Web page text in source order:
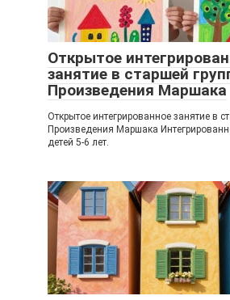
Открытое
занятие в старшей
Произведения Маршака
Открытое интегрированное занятие в
Произведения Маршака
детей 5-6 лет.